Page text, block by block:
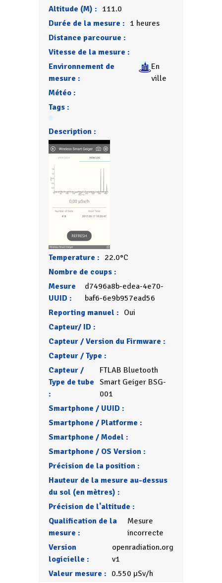
Altitude (M) : 111.0
Durée de la mesure : 1 heures
Distance parcourue :
Vitesse de la mesure :
Environnement de
mesure :
En
ville
Météo :
Tags :
Description :
Temperature : 22.0°C
Nombre de coups :
Mesure
UUID :
d7496a8b-edea-4e70-
baf6-6e9b957ead56
Reporting manuel : Oui
Capteur/ ID :
Capteur / Version du Firmware :
Capteur / Type :
Capteur /
Type de tube
:
FTLAB Bluetooth
Smart Geiger BSG-
001
Smartphone / UUID :
Smartphone / Platforme :
Smartphone / Model :
Smartphone / OS Version :
Précision de la position :
Hauteur de la mesure au-dessus
du sol (en mètres) :
Précision de l'altitude :
Qualification de la
mesure :
Mesure
incorrecte
Version
logicielle :
openradiation.org
v1
Valeur mesure : 0.550 µSv/h